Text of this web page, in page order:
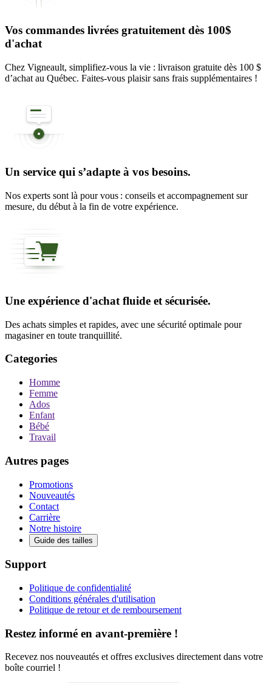
Vos commandes livrées gratuitement dès 100$
d'achat
Chez Vigneault, simplifiez-vous la vie : livraison gratuite dès 100 $
d’achat au Québec. Faites-vous plaisir sans frais supplémentaires !
Un service qui s’adapte à vos besoins.
Nos experts sont là pour vous : conseils et accompagnement sur
mesure, du début à la fin de votre expérience.
Une expérience d'achat fluide et sécurisée.
Des achats simples et rapides, avec une sécurité optimale pour
magasiner en toute tranquillité.
Categories
Homme
Femme
Ados
Enfant
Bébé
Travail
Autres pages
Promotions
Nouveautés
Contact
Carrière
Notre histoire
Guide des tailles
Support
Politique de confidentialité
Conditions générales d'utilisation
Politique de retour et de remboursement
Restez informé en avant-première !
Recevez nos nouveautés et offres exclusives directement dans votre
boîte courriel !